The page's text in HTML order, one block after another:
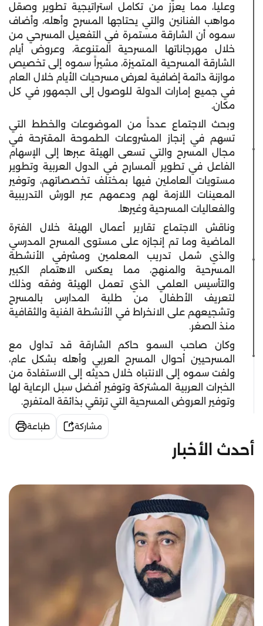
وعليا، مما يعزّز من تكامل استراتيجية تطوير وصقل
مواهب الفنانين والتي يحتاجها المسرح وأهله، وأضاف
سموه أن الشارقة مستمرة في التفعيل المسرحي من
خلال مهرجاناتها المسرحية المتنوعة، وعروض أيام
الشارقة المسرحية المتميزة، مشيراً سموه إلى تخصيص
موازنة دائمة إضافية لعرض مسرحيات الأيام خلال العام
في جميع إمارات الدولة للوصول إلى الجمهور في كل
مكان.
وبحث الاجتماع عدداً من الموضوعات والخطط التي
تسهم في إنجاز المشروعات الطموحة المقترحة في
مجال المسرح والتي تسعى الهيئة عبرها إلى الإسهام
الفاعل في تطوير المسارح في الدول العربية وتطوير
مستويات العاملين فيها بمختلف تخصصاتهم، وتوفير
المعينات اللازمة لهم ودعمهم عبر الورش التدريبية
والفعاليات المسرحية وغيرها.
وناقش الاجتماع تقارير أعمال الهيئة خلال الفترة
الماضية وما تم إنجازه على مستوى المسرح المدرسي
والذي شمل تدريب المعلمين ومشرفي الأنشطة
المسرحية والمنهج، مما يعكس الاهتمام الكبير
والتأسيس العلمي الذي تعمل الهيئة وفقه وذلك
لتعريف الأطفال من طلبة المدارس بالمسرح
وتشجيعهم على الانخراط في الأنشطة الفنية والثقافية
منذ الصغر.
وكان صاحب السمو حاكم الشارقة قد تداول مع
المسرحيين أحوال المسرح العربي وأهله بشكل عام،
ولفت سموه إلى الانتباه خلال حديثه إلى الاستفادة من
الخبرات العربية المشتركة وتوفير أفضل سبل الرعاية لها
وتوفير العروض المسرحية التي ترتقي بذائقة المتفرج.
مشاركة طباعة
أحدث الأخبار